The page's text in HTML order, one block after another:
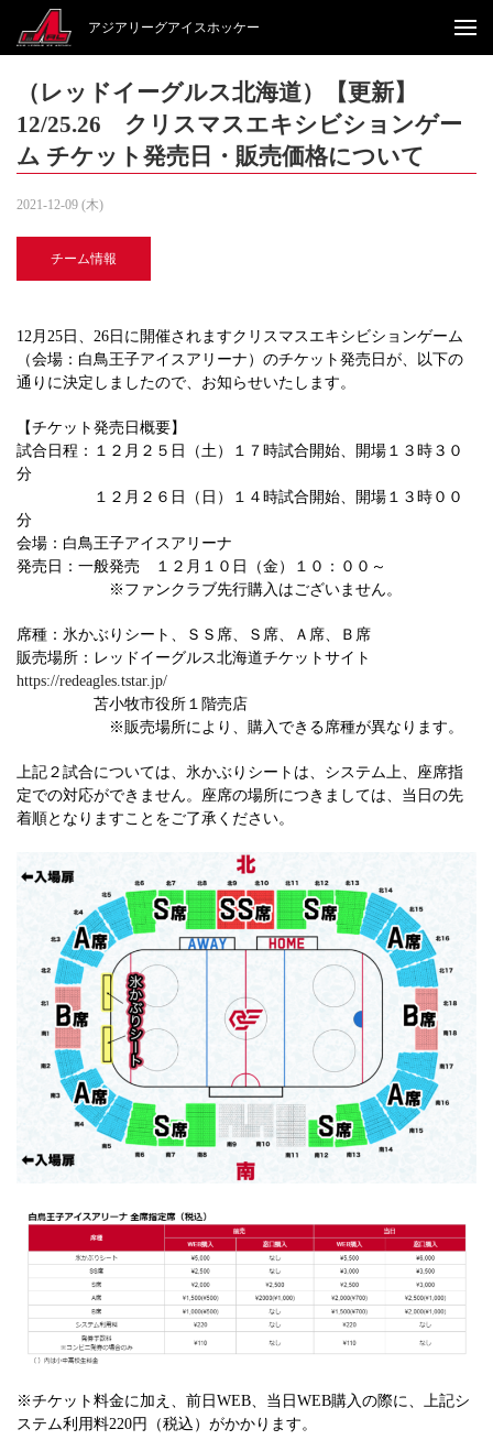
アジアリーグアイスホッケー
（レッドイーグルス北海道）【更新】
12/25.26 クリスマスエキシビションゲー
ム チケット発売日・販売価格について
2021-12-09 (木)
チーム情報
12月25日、26日に開催されますクリスマスエキシビションゲーム
（会場：白鳥王子アイスアリーナ）のチケット発売日が、以下の
通りに決定しましたので、お知らせいたします。
【チケット発売日概要】
試合日程：１２月２５日（土）１７時試合開始、開場１３時３０
分
１２月２６日（日）１４時試合開始、開場１３時００
分
会場：白鳥王子アイスアリーナ
発売日：一般発売 １２月１０日（金）１０：００～
※ファンクラブ先行購入はございません。
席種：氷かぶりシート、ＳＳ席、Ｓ席、Ａ席、Ｂ席
販売場所：レッドイーグルス北海道チケットサイト
https://redeagles.tstar.jp/
苫小牧市役所１階売店
※販売場所により、購入できる席種が異なります。
上記２試合については、氷かぶりシートは、システム上、座席指
定での対応ができません。座席の場所につきましては、当日の先
着順となりますことをご了承ください。
※チケット料金に加え、前日WEB、当日WEB購入の際に、上記シ
ステム利用料220円（税込）がかかります。